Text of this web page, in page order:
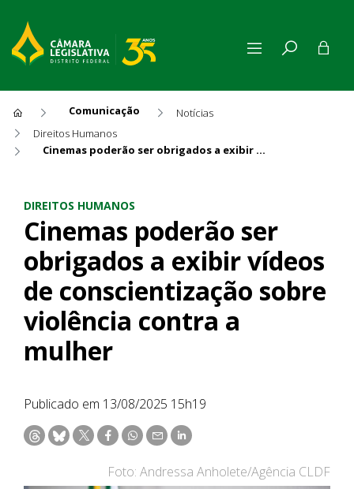
Comunicação
Notícias
Direitos Humanos
Cinemas poderão ser obrigados a exibir vídeos de conscientização sobre violência contra a mulher
DIREITOS HUMANOS
Cinemas poderão ser
obrigados a exibir vídeos
de conscientização sobre
violência contra a
mulher
Publicado em 13/08/2025 15h19
Foto: Andressa Anholete/Agência CLDF